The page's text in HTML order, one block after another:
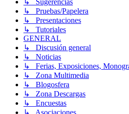
↳ Pruebas/Papelera
↳ Presentaciones
↳ Tutoriales
GENERAL
↳ Discusión general
↳ Noticias
↳ Ferias, Exposiciones,
↳ Zona Multimedia
↳ Blogosfera
↳ Zona Descargas
↳ Encuestas
↳ Asociaciones